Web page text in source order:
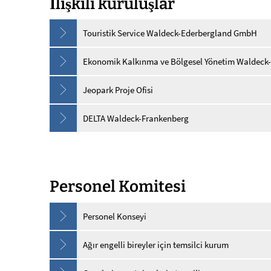
Touristik Service Waldeck-Ederbergland GmbH
Ekonomik Kalkınma ve Bölgesel Yönetim
Jeopark Proje Ofisi
DELTA Waldeck-Frankenberg
Personel Komitesi
Personel Konseyi
Ağır engelli bireyler için temsilci kurum